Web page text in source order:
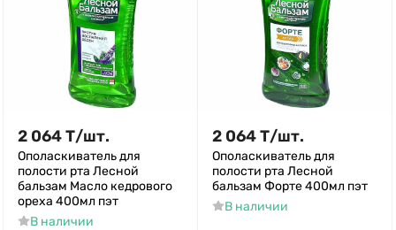
2 064Т/шт.
Ополаскиватель для
полости рта Лесной
бальзам Масло кедрового
ореха 400мл пэт
В наличии
2 064Т/шт.
Ополаскиватель для
полости рта Лесной
бальзам Форте 400мл пэт
В наличии